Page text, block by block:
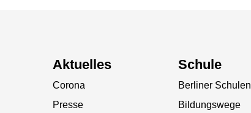
Aktuelles
Corona
Presse
Schule
Berliner Schulen
Bildungswege